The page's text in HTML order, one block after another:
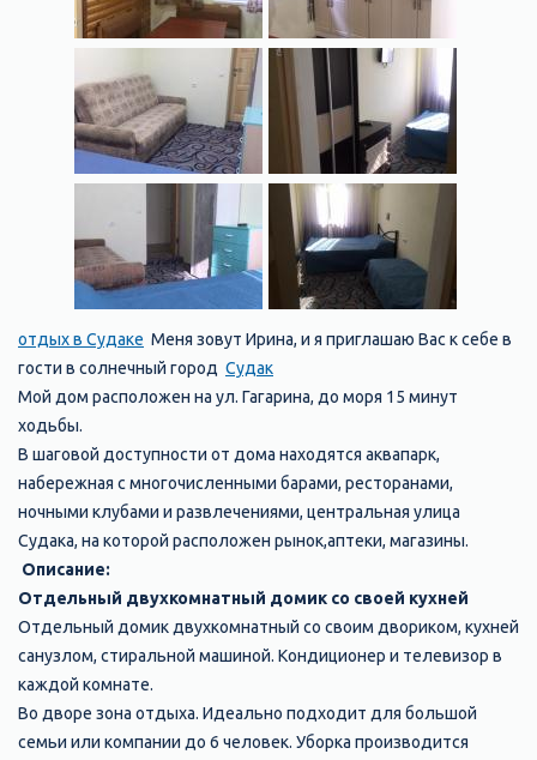
отдых в Судаке Меня зовут Ирина, и я приглашаю Вас к себе в
гости в солнечный город Судак
Мой дом расположен на ул. Гагарина, до моря 15 минут
ходьбы.
В шаговой доступности от дома находятся аквапарк,
набережная с многочисленными барами, ресторанами,
ночными клубами и развлечениями, центральная улица
Судака, на которой расположен рынок,аптеки, магазины.
Описание:
Отдельный двухкомнатный домик со своей кухней
Отдельный домик двухкомнатный со своим двориком, кухней
санузлом, стиральной машиной. Кондиционер и телевизор в
каждой комнате.
Во дворе зона отдыха. Идеально подходит для большой
семьи или компании до 6 человек. Уборка производится